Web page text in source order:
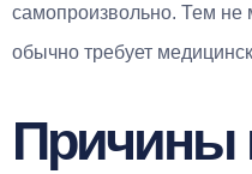
самопроизвольно. Тем не
обычно требует
Причины